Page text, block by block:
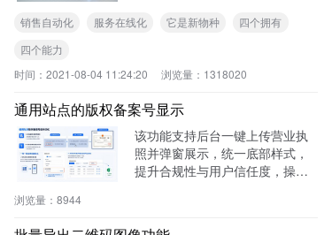
宣、物料、链接、数据等四个数
业。
销售自动化 服务在线化 它是新物种
四个拥有
四个能力
时间： 2021-08-04 11:24:20 浏览量： 1318020
通用站点的版权备案号显示
该功能支持后台一键上传营业执
照并弹窗展示，统一底部样式，
提升合规性与用户信任度，操作
浏览量： 8944